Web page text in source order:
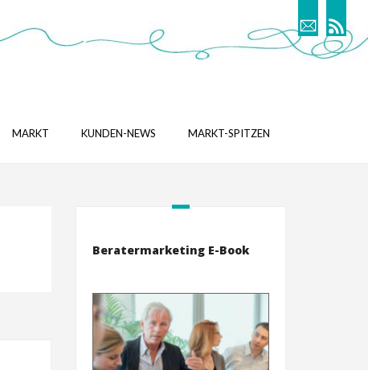
MARKT KUNDEN-NEWS MARKT-SPITZEN
Beratermarketing E-Book